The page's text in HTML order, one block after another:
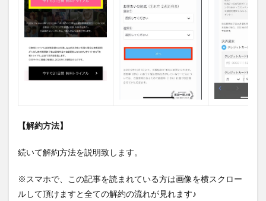
【解約方法】
続いて解約方法を説明致します。
※スマホで、この記事を読まれている方は画像を横スクロー
ルして頂けますと全ての解約の流れが見れます♪